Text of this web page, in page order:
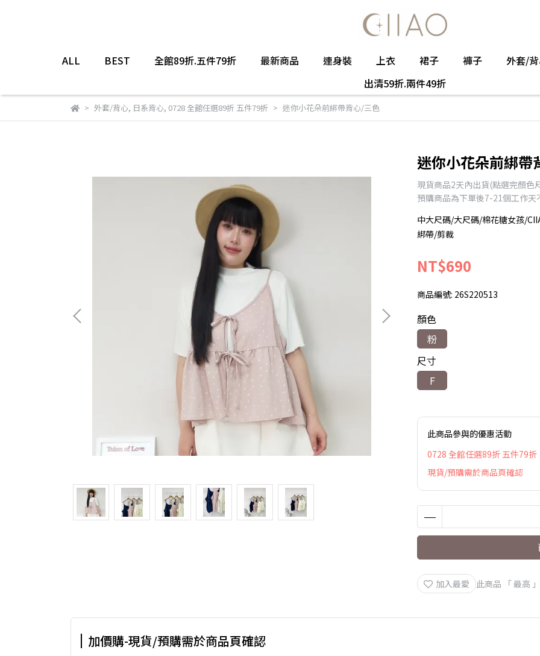
ALL BEST 全館89折.五件79折 最新商品 連身裝 上衣 裙子 褲子
外套/
出清59折.兩件49折
外套/背心, 日系背心, 0728 全館任選89折 五件79折 迷你小花朵前綁帶背心/三色
迷你小花朵前綁帶
現貨商品2天內出貨(點選完顏色
預購商品為下單後7-21個工作
中大尺碼/大尺碼/棉花糖女孩/
綁帶/剪裁
NT$690
商品編號: 26S220513
顏色
粉
尺寸
F
此商品參與的優惠活動
0728 全館任選89折 五件79折
現貨/預購需於商品頁確認
加入最愛 此商品 「 最高
加價購-現貨/預購需於商品頁確認